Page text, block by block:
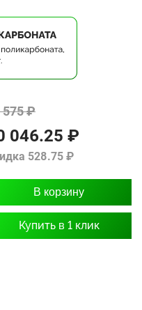
575 ₽
046.25 ₽
528.75 ₽
В корзину
Купить в 1 клик